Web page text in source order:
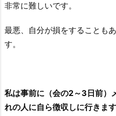
非常に難しいです。
最悪、自分が損をすることも
す。
私は事前に（会の2～3日前）
れの人に自ら徴収しに行きます